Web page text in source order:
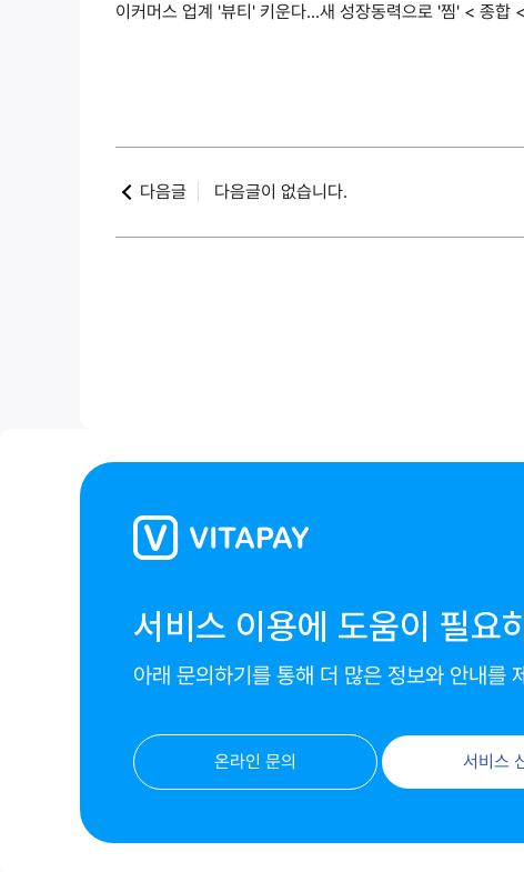
이커머스 업계 '뷰티' 키운다...새 성장동력으로 '찜' < 종
다음글 다음글이 없습니다.
서비스 이용에 도움이 필요
아래 문의하기를 통해 더 많은 정보와 안내를
온라인 문의 서비스